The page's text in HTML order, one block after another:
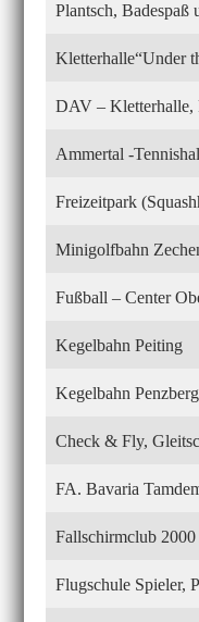
Plantsch, Badespaß
Kletterhalle“Under
DAV – Kletterhalle,
Ammertal -
Freizeitpark
Minigolfbahn
Fußball – Center
Kegelbahn Peiting
Kegelbahn Penzberg
Check & Fly,
FA. Bavaria
Fallschirmclub
Flugschule Spieler,